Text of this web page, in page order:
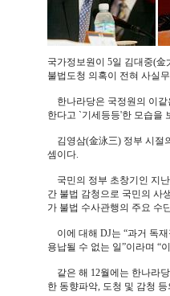
국가정보원이 5일 김대중(
불법도청 의혹이 전혀 사실
한나라당은 국정원의 이같
한다고 `기세등등'한 모습을
김영삼(金泳三) 정부 시절
셈이다.
국민의 정부 초창기인 지난
간 불법 감청으로 국민의 사
가 불법 수사관행의 주요 수
이에 대해 DJ는 “과거 독
용납될 수 없는 일”이라며 “
같은 해 12월에는 한나라
한 동향파악, 도청 및 감청